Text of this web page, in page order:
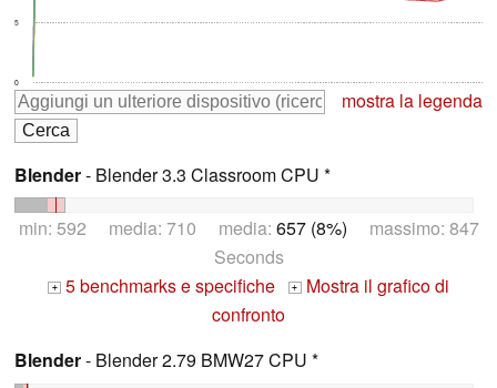
0
5
mostra la legenda
Blender- Blender 3.3 Classroom CPU *
min: 592 media: 710 media: 657 (8%) massimo: 847
Seconds
+ 5 benchmarks e specifiche + Mostra il grafico di
confronto
Blender- Blender 2.79 BMW27 CPU *